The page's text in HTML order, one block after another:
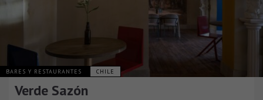
BARES Y RESTAURANTES CHILE
Verde Sazón